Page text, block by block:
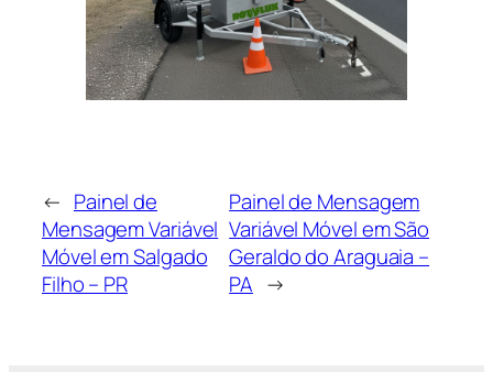
← Painel de
Mensagem Variável
Móvel em Salgado
Filho – PR
Painel de Mensagem
Variável Móvel em São
Geraldo do Araguaia –
PA →